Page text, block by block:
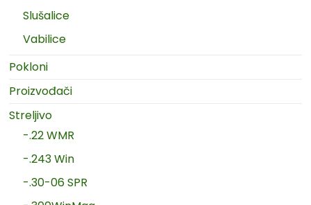
Slušalice
Vabilice
Pokloni
Proizvođači
Streljivo
-.22 WMR
-.243 Win
-.30-06 SPR